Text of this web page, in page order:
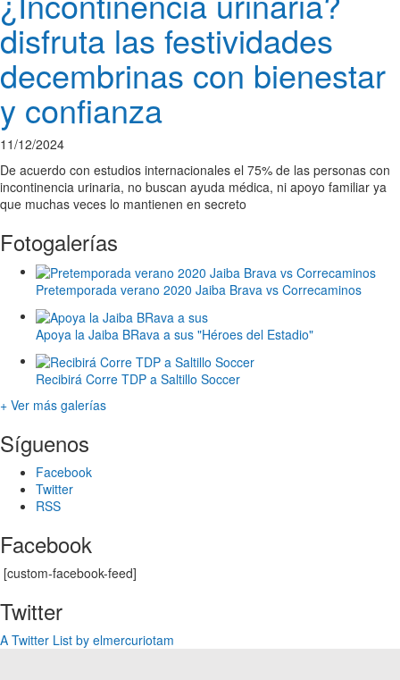
disfruta las festividades
decembrinas con bienestar
y confianza
11/12/2024
De acuerdo con estudios internacionales el 75% de las personas con
incontinencia urinaria, no buscan ayuda médica, ni apoyo familiar ya
que muchas veces lo mantienen en secreto
Fotogalerías
Pretemporada verano 2020 Jaiba Brava vs Correcaminos
Apoya la Jaiba BRava a sus "Héroes del Estadio"
Recibirá Corre TDP a Saltillo Soccer
+ Ver más galerías
Síguenos
Facebook
Twitter
RSS
Facebook
[custom-facebook-feed]
Twitter
A Twitter List by elmercuriotam